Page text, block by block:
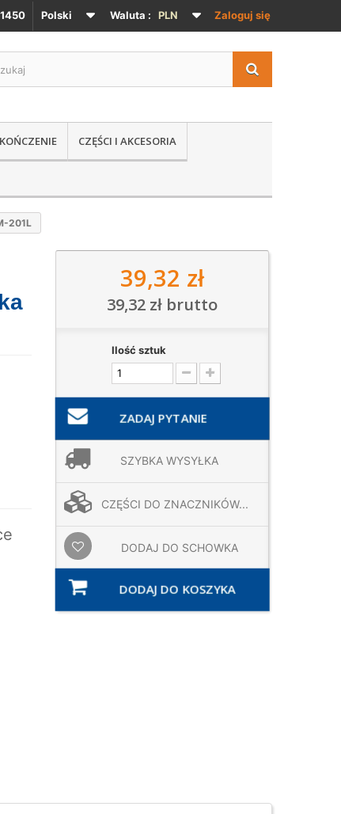
Zaloguj się
Waluta : PLN
Polski
CZĘŚCI I AKCESORIA
201L
39,32 zł
39,32 zł brutto
Ilość sztuk
ZADAJ PYTANIE
SZYBKA WYSYŁKA
CZĘŚCI DO ZNACZNIKÓW...
DODAJ DO SCHOWKA
DODAJ DO KOSZYKA